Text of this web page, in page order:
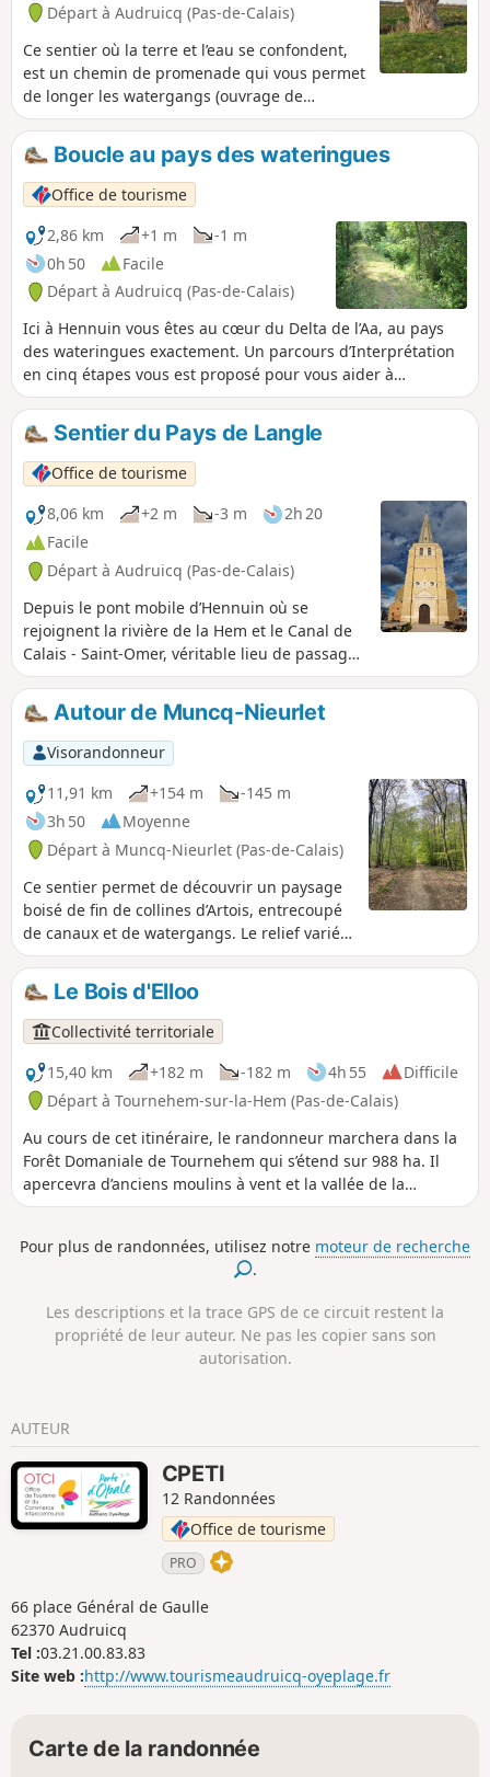
Départ à Audruicq (Pas-de-Calais)
Ce sentier où la terre et l’eau se confondent,
est un chemin de promenade qui vous permet
de longer les watergangs (ouvrage de
drainage à vocation de dessèchement de bas-
marais, de zones humides) et observer en
famille des espèces animales et végétales
propres aux milieux humides.
Boucle au pays des wateringues
Office de tourisme
2,86 km
+1 m
-1 m
0h 50
Facile
Départ à Audruicq (Pas-de-Calais)
Ici à Hennuin vous êtes au cœur du Delta de l’Aa, au pays
des wateringues exactement. Un parcours d’Interprétation
en cinq étapes vous est proposé pour vous aider à
comprendre l’importance de la maîtrise de l’eau dans ce
pays gagné sur la mer.
Sentier du Pays de Langle
Office de tourisme
8,06 km
+2 m -3 m
2h 20
Facile
Départ à Audruicq (Pas-de-Calais)
Depuis le pont mobile d’Hennuin où se
rejoignent la rivière de la Hem et le Canal de
Calais - Saint-Omer, véritable lieu de passage
des bateliers, ce sentier vous emmènera à
travers le Pays de Langle qui doit son nom à
l’aspect formé par l’estuaire de l’Aa au Moyen-
Âge. Ici, peut-être plus qu’ailleurs, le réseau
hydraulique structure le territoire et rappelle
que vous êtes dans la plaine maritime au pays
des canaux et des chemins d’eau.
Autour de Muncq-Nieurlet
Visorandonneur
11,91 km
+154 m
-145 m
3h 50
Moyenne
Départ à Muncq-Nieurlet (Pas-de-Calais)
Ce sentier permet de découvrir un paysage
boisé de fin de collines d’Artois, entrecoupé
de canaux et de watergangs. Le relief varié
offre un panorama unique, une superbe
balade avec vue imprenable.
Le Bois d'Elloo
Collectivité territoriale
15,40 km
+182 m -182 m 4h 55
Difficile
Départ à Tournehem-sur-la-Hem (Pas-de-Calais)
Au cours de cet itinéraire, le randonneur marchera dans la
Forêt Domaniale de Tournehem qui s’étend sur 988 ha. Il
apercevra d’anciens moulins à vent et la vallée de la
Hem.C'est un sentier balisé de la Communauté
Pour plus de randonnées, utilisez notre moteur de recherche
.
Les descriptions et la trace GPS de ce circuit restent la
propriété de leur auteur. Ne pas les copier sans son
autorisation.
AUTEUR
CPETI
12 Randonnées
Office de tourisme
PRO
66 place Général de Gaulle
62370 Audruicq
Tel :03.21.00.83.83
Site web :http://www.tourismeaudruicq-oyeplage.fr
Carte de la randonnée